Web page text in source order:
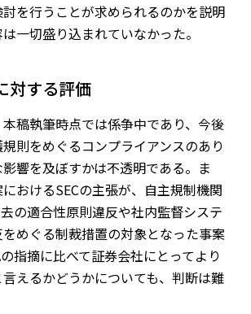
を行うことが求められるのかを説明
一切盛り込まれていなかった。
対する評価
稿執筆時点では係争中であり、今後
則をめぐるコンプライアンスのあり
響を及ぼすかは不透明である。ま
おけるSECの主張が、自主規制機関
の適合性原則違反や社内監督システ
めぐる制裁措置の対象となった事案
指摘に比べて証券会社にとってより
えるかどうかについても、判断は難